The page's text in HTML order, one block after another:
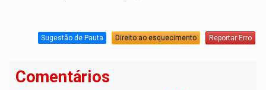
Sugestão de Pauta Direito ao esquecimento Reportar Erro
Comentários